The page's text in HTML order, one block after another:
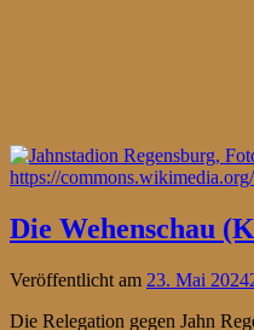
Die Wehenschau
Veröffentlicht am 23. Mai 2024
Die Relegation gegen Jahn